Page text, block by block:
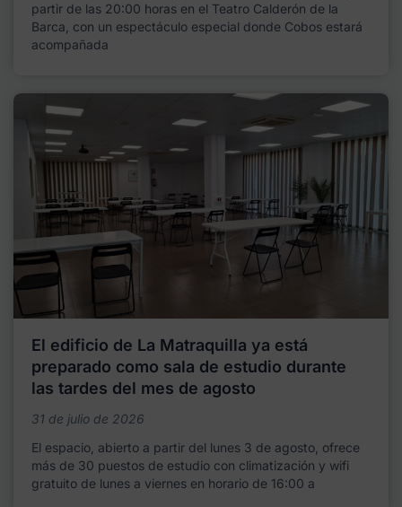
partir de las 20:00 horas en el Teatro Calderón de la
Barca, con un espectáculo especial donde Cobos estará
acompañada
El edificio de La Matraquilla ya está
preparado como sala de estudio durante
las tardes del mes de agosto
31 de julio de 2026
El espacio, abierto a partir del lunes 3 de agosto, ofrece
más de 30 puestos de estudio con climatización y wifi
gratuito de lunes a viernes en horario de 16:00 a